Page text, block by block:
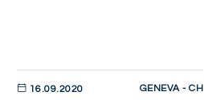
16.09.2020 GENEVA - CH